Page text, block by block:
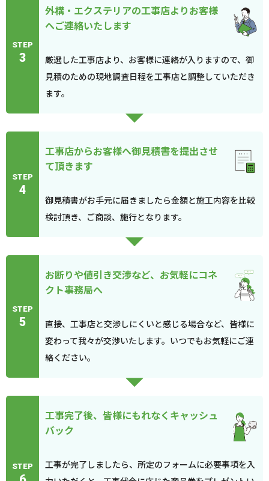
STEP
3
外構・エクステリアの工事店よりお客様
へご連絡いたします
厳選した工事店より、お客様に連絡が入りますので、御
見積のための現地調査日程を工事店と調整していただき
ます。
STEP
4
工事店からお客様へ御見積書を提出させ
て頂きます
御見積書がお手元に届きましたら金額と施工内容を比較
検討頂き、ご商談、施行となります。
STEP
5
お断りや値引き交渉など、お気軽にコネ
クト事務局へ
直接、工事店と交渉しにくいと感じる場合など、皆様に
変わって我々が交渉いたします。いつでもお気軽にご連
絡ください。
STEP
工事完了後、皆様にもれなくキャッシュ
バック
工事が完了しましたら、所定のフォームに必要事項を入